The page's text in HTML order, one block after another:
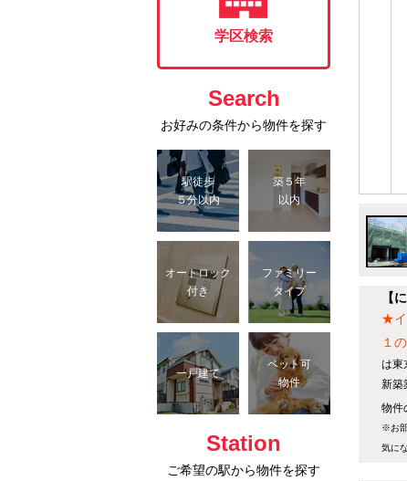
【
★イ
１
は東
新築
物件
※お
気に
学区検索
Search
お好みの条件から物件を探す
駅徒歩
５分以内
築５年
以内
オートロック
付き
ファミリー
タイプ
一戸建て
ペット可
物件
Station
ご希望の駅から物件を探す